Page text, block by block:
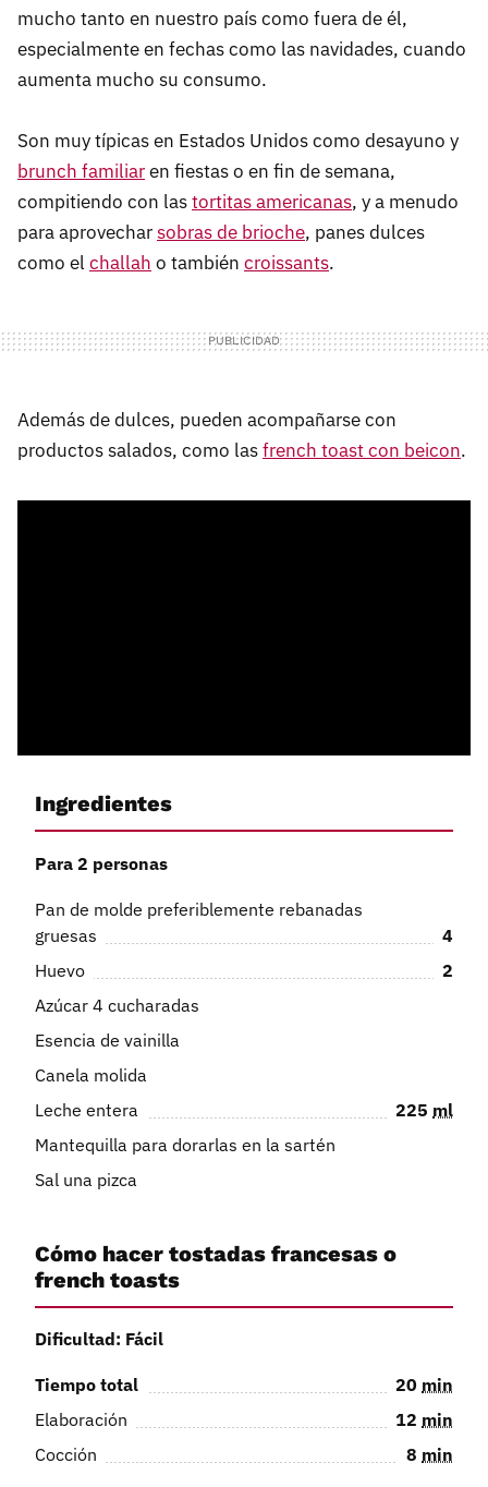
mucho tanto en nuestro país como fuera de él,
especialmente en fechas como las navidades, cuando
aumenta mucho su consumo.
Son muy típicas en Estados Unidos como desayuno y
brunch familiaren fiestas o en fin de semana,
compitiendo con lastortitas americanas, y a menudo
para aprovecharsobras de brioche, panes dulces
como el challah o también croissants.
Además de dulces, pueden acompañarse con
productos salados, como lasfrench toast con beicon.
Ingredientes
Para 2 personas
Pan de molde preferiblemente rebanadas
gruesas
4
Huevo
2
Azúcar 4 cucharadas
Esencia de vainilla
Canela molida
Leche entera
225 ml
Mantequilla para dorarlas en la sartén
Sal una pizca
Cómo hacer tostadas francesas o
french toasts
Dificultad: Fácil
Tiempo total 20 min
Elaboración
12 min
Cocción
8 min